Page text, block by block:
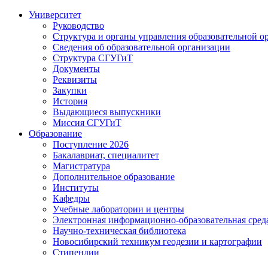
Университет
Руководство
Структура и органы управления образовательной
Сведения об образовательной организации
Структура СГУГиТ
Документы
Реквизиты
Закупки
История
Выдающиеся выпускники
Миссия СГУГиТ
Образование
Поступление 2026
Бакалавриат, специалитет
Магистратура
Дополнительное образование
Институты
Кафедры
Учебные лаборатории и центры
Электронная информационно-образовательная
Научно-техническая библиотека
Новосибирский техникум геодезии и картографии
Стипендии